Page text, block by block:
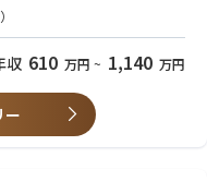
開発
行
るキャリア
メントを担うキャリア
など、多様なキャリアパス
務改革を強力に推進。
ンフラという手段を使って
時最適化できるフルデジタル
収 610 万円 ~ 1,140 万円
ー